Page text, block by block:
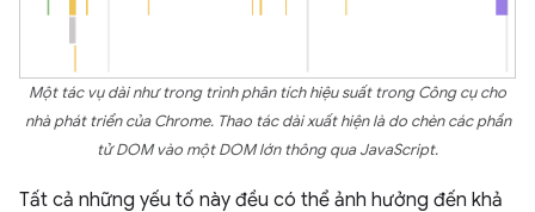
Một tác vụ dài như trong trình phân tích hiệu suất trong Công cụ cho
nhà phát triển của Chrome. Thao tác dài xuất hiện là do chèn các phần
tử DOM vào một DOM lớn thông qua JavaScript.
Tất cả những yếu tố này đều có thể ảnh hưởng đến khả